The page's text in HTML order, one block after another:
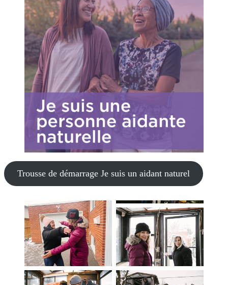
Trousse de démarrage Je suis un aidant naturel